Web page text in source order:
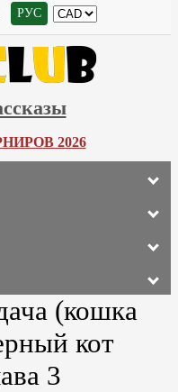
РУС
2026
(кошка
кот
3